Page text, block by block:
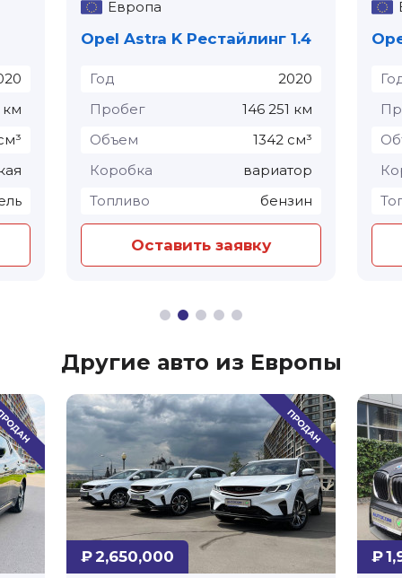
км
Европа
Opel Astra K Рестайлинг 1.4
Год
2020
Пробег
146 251 км
Объем
1342 см³
Коробка
вариатор
Топливо
бензин
Оставить заявку
Другие авто из Европы
₽ 2,650,000 ₽